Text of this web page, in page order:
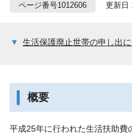
ページ番号1012606 更新日
生活保護廃止世帯の申し出
概要
平成25年に行われた生活扶助費